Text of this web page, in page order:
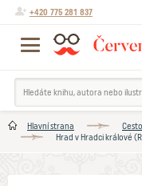
+420 775 281 837
Hlavní strana
Hrad v Hradci králové